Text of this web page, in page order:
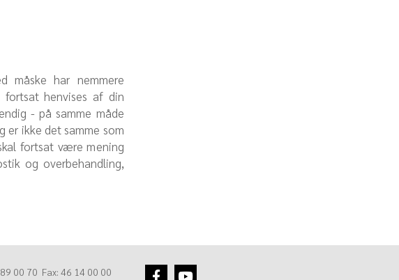
måske har nemmere
fortsat henvises af din
- på samme måde
er ikke det samme som
fortsat være mening
og overbehandling,
00 70 Fax: 46 14 00 00